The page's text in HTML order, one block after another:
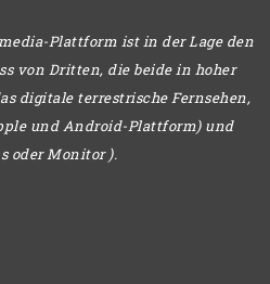
Plattform ist in der Lage den
von Dritten, die beide in hoher
digitale terrestrische Fernsehen,
und Android-Plattform) und
oder Monitor ).